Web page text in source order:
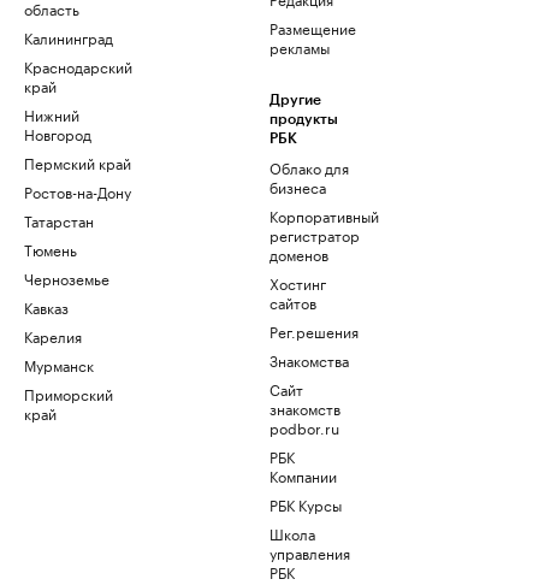
область
Калининград
Краснодарский
край
Нижний
Новгород
Пермский край
Ростов-на-Дону
Татарстан
Тюмень
Черноземье
Кавказ
Карелия
Мурманск
Приморский
край
Размещение
рекламы
Другие
продукты
РБК
Облако для
бизнеса
Корпоративный
регистратор
доменов
Хостинг
сайтов
Рег.решения
Знакомства
Сайт
знакомств
podbor.ru
РБК
Компании
РБК Курсы
Школа
управления
РБК